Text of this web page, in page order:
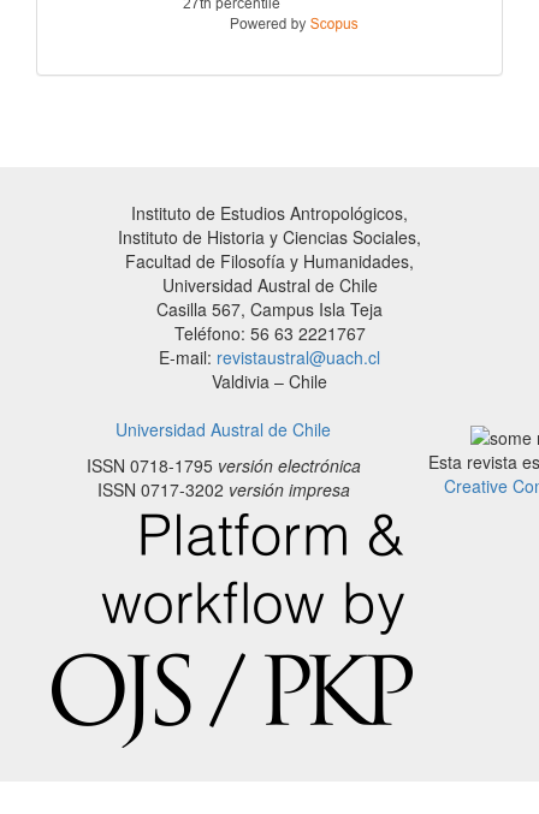
Instituto de Estudios Antropológicos,
Instituto de Historia y Ciencias Sociales,
Facultad de Filosofía y Humanidades,
Universidad Austral de Chile
Casilla 567, Campus Isla Teja
Teléfono: 56 63 2221767
E-mail: revistaustral@uach.cl
Valdivia – Chile
Universidad Austral de Chile
ISSN 0718-1795versión electrónica
ISSN 0717-3202 versión impresa
Esta revista
Creative